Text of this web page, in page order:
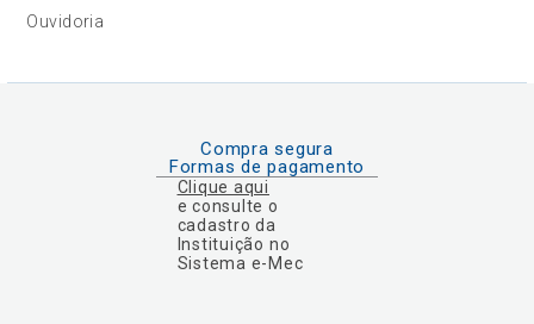
Ouvidoria
Compra segura
Formas de pagamento
Clique aqui
e consulte o
cadastro da
Instituição no
Sistema e-Mec